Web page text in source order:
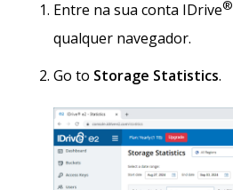
Entre na sua conta IDrive®
qualquer navegador.
Go to Storage Statistics.